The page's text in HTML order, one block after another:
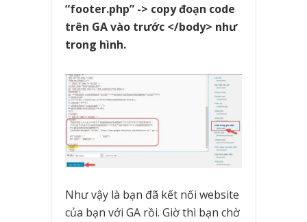
“footer.php” -> copy đoạn code
trên GA vào trước </body> như
trong hình.
Như vậy là bạn đã kết nối website
của bạn với GA rồi. Giờ thì bạn chờ